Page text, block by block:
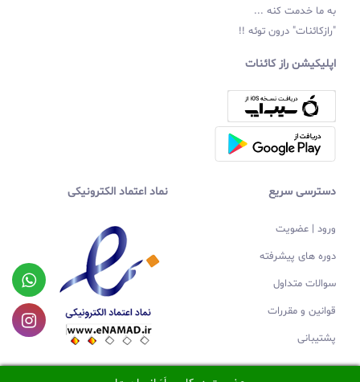
به ما خدمت کنه ...
"رازکائنات" درون توئه !!
اپلیکیشن راز کائنات
نماد اعتماد الکترونیکی دسترسی سریع
ورود | عضویت
دوره های پیشرفته
سوالات متداول
قوانین و مقررات
پشتیبانی